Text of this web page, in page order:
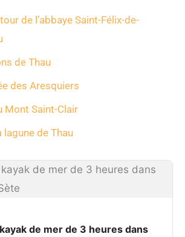
de l’abbaye Saint-Félix-de-
de Thau
des Aresquiers
Mont Saint-Clair
lagune de Thau
de mer de 3 heures dans